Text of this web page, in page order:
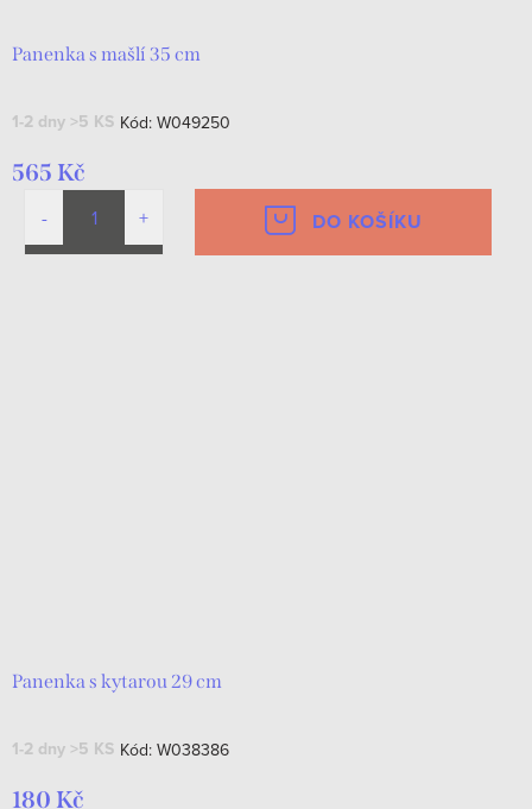
Panenka s mašlí 35 cm
1-2 dny >5 KS Kód: W049250
565 Kč
DO KOŠÍKU
Panenka s kytarou 29 cm
1-2 dny >5 KS Kód: W038386
180 Kč